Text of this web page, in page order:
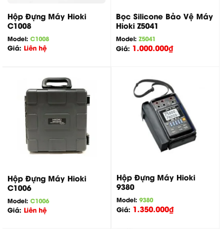
Hộp Đựng Máy Hioki
C1008
Model: C1008
Giá: Liên hệ
Bọc Silicone Bảo Vệ Máy
Hioki Z5041
Model: Z5041
Giá: 1.000.000₫
Hộp Đựng Máy Hioki
C1006
Model: C1006
Giá: Liên hệ
Hộp Đựng Máy Hioki
9380
Model: 9380
Giá: 1.350.000₫